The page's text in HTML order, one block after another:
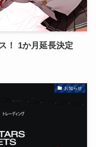
！ 1か月延長決定
お知らせ